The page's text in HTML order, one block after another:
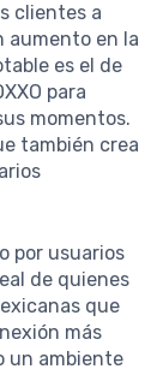
clientes a
aumento en la
es el de
para
momentos.
también crea
por usuarios
de quienes
que
más
un ambiente